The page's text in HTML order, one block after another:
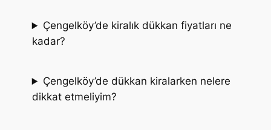
Çengelköy’de kiralık dükkan fiyatları ne
kadar?
Çengelköy’de dükkan kiralarken nelere
dikkat etmeliyim?